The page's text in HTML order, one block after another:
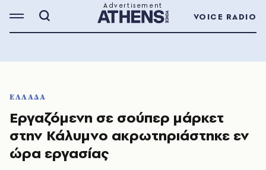
VOICE RADIO
ΕΛΛΑΔΑ
Εργαζόμενη σε σούπερ μάρκετ
στην Κάλυμνο ακρωτηριάστηκε εν
ώρα εργασίας